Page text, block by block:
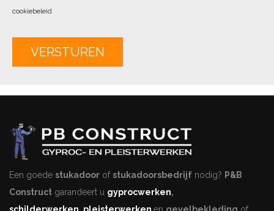
cookiebeleid.
Een goede stukadoor ofstukadoorsbedrijf nodig? P&B
Construct garandeert u gyprocwerken,